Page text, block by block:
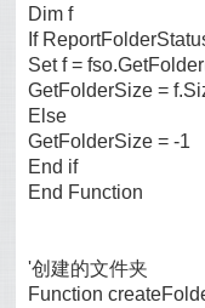
Dim f
If
Set f =
GetFolderSize =
Else
GetFolderSize = -1
End if
End Function
'创建的文件夹
Function